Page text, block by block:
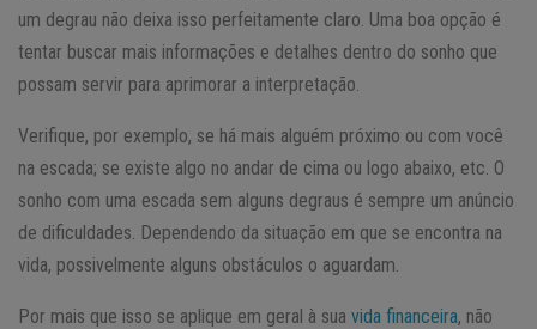
um degrau não deixa isso perfeitamente claro. Uma boa opção é
tentar buscar mais informações e detalhes dentro do sonho que
possam servir para aprimorar a interpretação.
Verifique, por exemplo, se há mais alguém próximo ou com você
na escada; se existe algo no andar de cima ou logo abaixo, etc. O
sonho com uma escada sem alguns degraus é sempre um anúncio
de dificuldades. Dependendo da situação em que se encontra na
vida, possivelmente alguns obstáculos o aguardam.
Por mais que isso se aplique em geral à sua vida financeira, não